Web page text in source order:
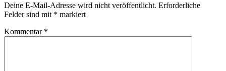
Deine E-Mail-Adresse wird nicht veröffentlicht. Erforderliche
Felder sind mit * markiert
Kommentar *